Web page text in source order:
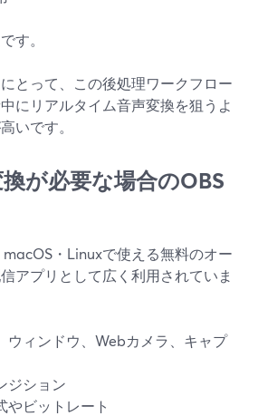
す。
とって、この後処理ワークフロー
にリアルタイム音声変換を狙うよ
いです。
が必要な場合のOBS
・Linuxで使える無料のオー
アプリとして広く利用されていま
ウィンドウ、Webカメラ、キャプ
ジション
やビットレート